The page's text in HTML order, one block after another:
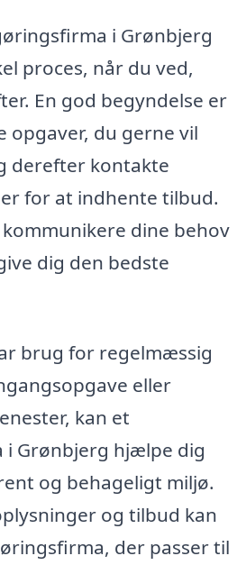
i Grønbjerg
proces, når du ved,
En god begyndelse er
opgaver, du gerne vil
derefter kontakte
for at indhente tilbud.
dine behov
dig den bedste
brug for regelmæssig
eller
kan et
Grønbjerg hjælpe dig
og behageligt miljø.
og tilbud kan
der passer til